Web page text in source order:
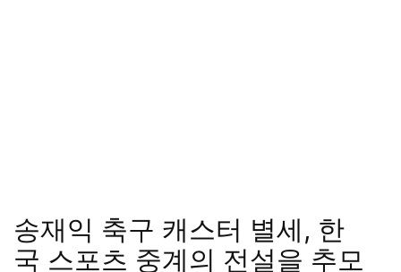
송재익 축구 캐스터 별세, 한
국 스포츠 중계의 전설을 추모